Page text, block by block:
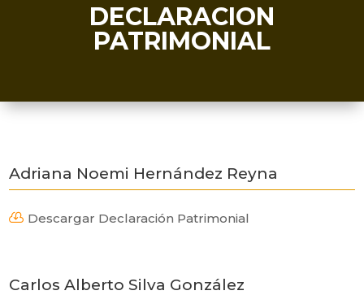
DECLARACION
PATRIMONIAL
Adriana Noemi Hernández Reyna
 Descargar Declaración Patrimonial
Carlos Alberto Silva González